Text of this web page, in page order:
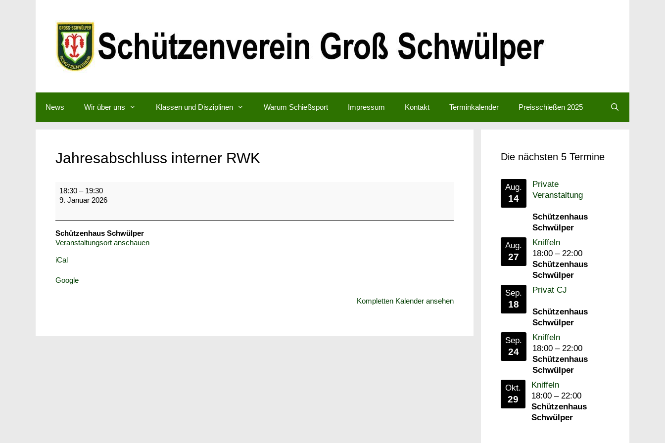
News Wir über uns Klassen und Disziplinen Warum Schießsport Impressum Kontakt Terminkalender Preisschießen 2025
Jahresabschluss interner RWK
Jahresabschluss
interner
RWK
18:30 – 19:30
9. Januar 2026
Schützenhaus Schwülper
Veranstaltungsort anschauen
iCal
Google
Kompletten Kalender ansehen
Die nächsten 5 Termine
Aug.
14
Private
Veranstaltung
Schützenhaus
Schwülper
Aug.
27
Kniffeln
18:00 – 22:00
Schützenhaus
Schwülper
Sep.
18
Privat CJ
Schützenhaus
Schwülper
Sep.
24
Kniffeln
18:00 – 22:00
Schützenhaus
Schwülper
Okt.
29
Kniffeln
18:00 – 22:00
Schützenhaus
Schwülper